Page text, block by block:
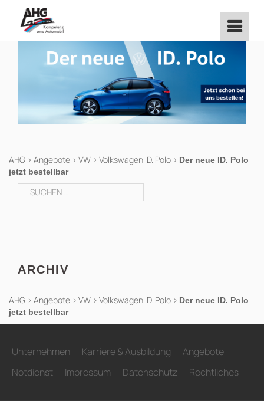
springen
AHG > Angebote > VW > Volkswagen ID. Polo > Der neue ID. Polo
jetzt bestellbar
Suchen
nach:
ARCHIV
AHG > Angebote > VW > Volkswagen ID. Polo > Der neue ID. Polo
jetzt bestellbar
Unternehmen Karriere & Ausbildung
Angebote
Notdienst
Impressum Datenschutz Rechtliches